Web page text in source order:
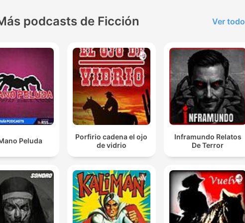
podcasts de Ficción Ver todo
Peluda
Porfirio cadena el ojo
de vidrio
Inframundo Relatos
De Terror